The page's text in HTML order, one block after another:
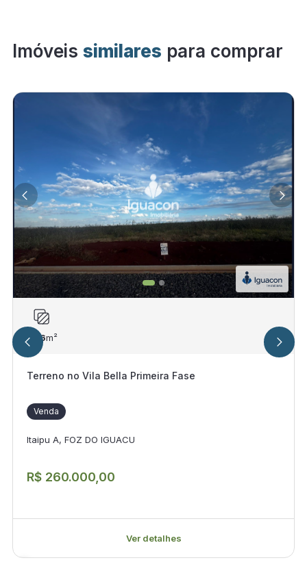
Imóveis similares para comprar
306m²
Terreno no Vila Bella Primeira Fase
Venda
Itaipu A, FOZ DO IGUACU
R$ 260.000,00
Ver detalhes